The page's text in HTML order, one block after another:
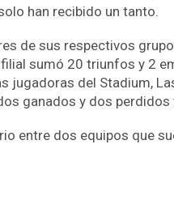
han recibido un tanto.
de sus respectivos
sumó 20 triunfos y 2
del Stadium,
ganados y dos
entre dos equipos que